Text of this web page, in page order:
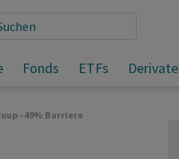
Fonds ETFs Derivate
8.20% Coupon p.a. mit ABB, Givaudan, Partners Group - 49% Barriere
Teilen Merken
- 49% Barriere